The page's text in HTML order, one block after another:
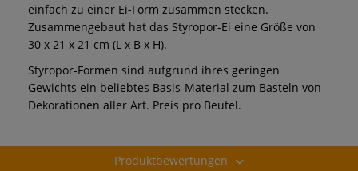
einfach zu einer Ei-Form zusammen stecken.
Zusammengebaut hat das Styropor-Ei eine Größe von
30 x 21 x 21 cm (L x B x H).
Styropor-Formen sind aufgrund ihres geringen
Gewichts ein beliebtes Basis-Material zum Basteln von
Dekorationen aller Art. Preis pro Beutel.
Produktbewertungen